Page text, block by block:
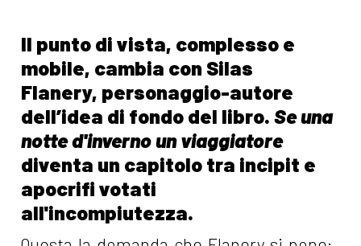
Il punto di vista, complesso e
mobile, cambia con Silas
Flanery, personaggio-autore
dell’idea di fondo del libro.Se una
notte d'inverno un viaggiatore
diventa un capitolo tra incipit e
apocrifi votati
all'incompiutezza.